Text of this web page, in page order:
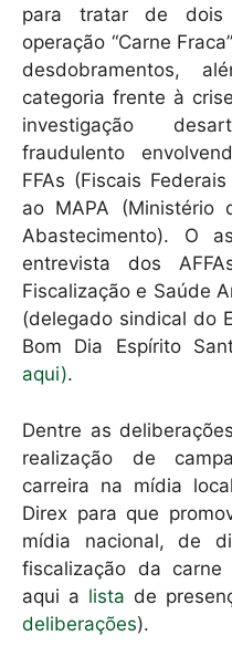
para tratar de dois
operação “Carne
desdobramentos,
categoria frente à
investigação
fraudulento
FFAs (Fiscais
ao MAPA (Ministério
Abastecimento). O
entrevista dos
Fiscalização e Saúde
(delegado sindical do
Bom Dia Espírito
aqui).
Dentre as
realização de
carreira na mídia
Direx para que
mídia nacional, de
fiscalização da
aqui a lista de
deliberações).